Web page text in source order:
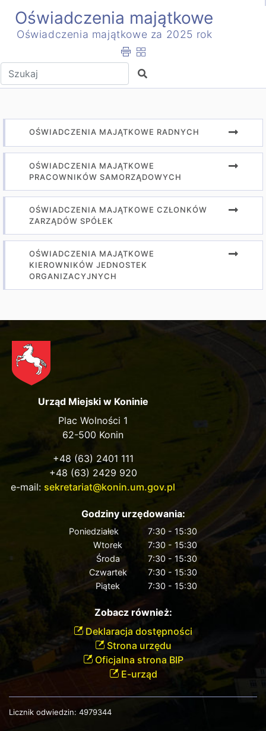
Oświadczenia majątkowe
Oświadczenia majątkowe za 2025 rok
Wpisz tekst do wyszukania Szukaj
OŚWIADCZENIA MAJĄTKOWE RADNYCH
OŚWIADCZENIA MAJĄTKOWE
PRACOWNIKÓW SAMORZĄDOWYCH
OŚWIADCZENIA MAJĄTKOWE CZŁONKÓW
ZARZĄDÓW SPÓŁEK
OŚWIADCZENIA MAJĄTKOWE
KIEROWNIKÓW JEDNOSTEK
ORGANIZACYJNYCH
Urząd Miejski w Koninie
Plac Wolności 1
62-500 Konin
+48 (63) 2401 111
+48 (63) 2429 920
e-mail: sekretariat@konin.um.gov.pl
Godziny urzędowania:
Poniedziałek
7:30 - 15:30
Wtorek
7:30 - 15:30
Środa
7:30 - 15:30
Czwartek
7:30 - 15:30
Piątek
7:30 - 15:30
Zobacz również:
Deklaracja dostępności
Strona urzędu
Oficjalna strona BIP
E-urząd
Licznik odwiedzin: 4979344